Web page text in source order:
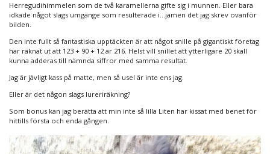
Herregudihimmelen som de två karamellerna gifte sig i munnen. Eller bara
idkade något slags umgänge som resulterade i…jamen det jag skrev ovanför
bilden.
Den inte fullt så fantastiska upptäckten är att något snille på gigantiskt företag
har räknat ut att 123 + 90 + 12 är 216. Helst vill snillet att ytterligare 20 skall
kunna adderas till nämnda siffror med samma resultat.
Jag är jävligt kass på matte, men så usel är inte ens jag.
Eller är det någon slags lureriräkning?
Som bonus kan jag berätta att min inte så lilla Liten har kissat med benet för
hittills första och enda gången.